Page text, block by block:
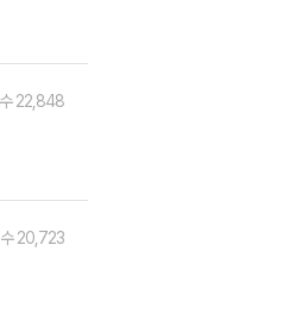
22,848
20,723